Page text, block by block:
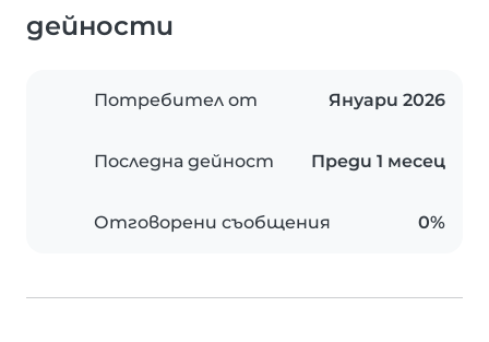
дейности
Потребител от Януари 2026
Последна дейност Преди 1 месец
Отговорени съобщения 0%